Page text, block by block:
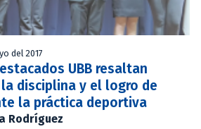
del 2017
UBB resaltan
disciplina y el logro de
la práctica deportiva
Rodríguez